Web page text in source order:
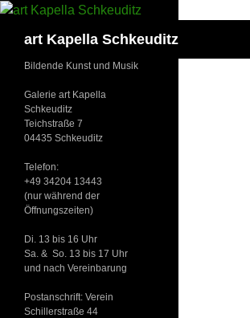
art Kapella Schkeuditz
Bildende Kunst und Musik
Galerie art Kapella
Schkeuditz
Teichstraße 7
04435 Schkeuditz
Telefon:
+49 34204 13443
(nur während der
Öffnungszeiten)
Di. 13 bis 16 Uhr
Sa. & So. 13 bis 17 Uhr
und nach Vereinbarung
Postanschrift: Verein
Schillerstraße 44